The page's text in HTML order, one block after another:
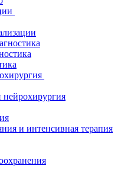
нейрохирургия
и интенсивная терапия